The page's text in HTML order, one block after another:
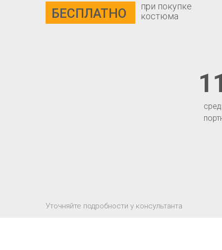
БЕСПЛАТНО
при покупке
костюма
Уточняйте подробности у консультанта